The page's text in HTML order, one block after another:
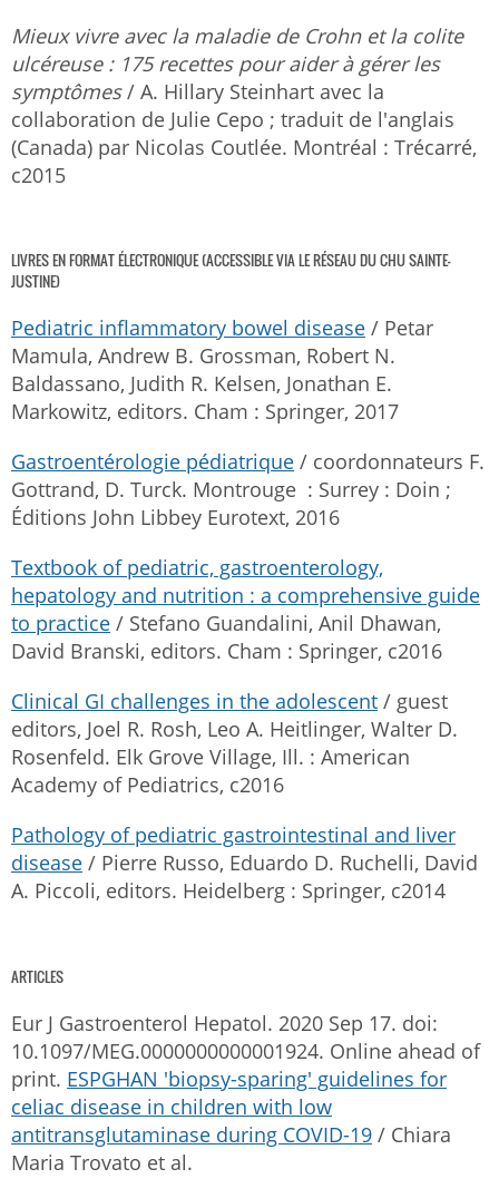
Mieux vivre avec la maladie de Crohn et la colite
ulcéreuse : 175 recettes pour aider à gérer les
symptômes/ A. Hillary Steinhart avec la
collaboration de Julie Cepo ; traduit de l'anglais
(Canada) par Nicolas Coutlée. Montréal : Trécarré,
c2015
LIVRES EN FORMAT ÉLECTRONIQUE (ACCESSIBLE VIA LE RÉSEAU DU CHU SAINTE-
JUSTINE)
Pediatric inflammatory bowel disease / Petar
Mamula, Andrew B. Grossman, Robert N.
Baldassano, Judith R. Kelsen, Jonathan E.
Markowitz, editors. Cham : Springer, 2017
Gastroentérologie pédiatrique / coordonnateurs F.
Gottrand, D. Turck. Montrouge : Surrey : Doin ;
Éditions John Libbey Eurotext, 2016
Textbook of pediatric, gastroenterology,
hepatology and nutrition : a comprehensive guide
to practice / Stefano Guandalini, Anil Dhawan,
David Branski, editors. Cham : Springer, c2016
Clinical GI challenges in the adolescent / guest
editors, Joel R. Rosh, Leo A. Heitlinger, Walter D.
Rosenfeld. Elk Grove Village, Ill. : American
Academy of Pediatrics, c2016
Pathology of pediatric gastrointestinal and liver
disease / Pierre Russo, Eduardo D. Ruchelli, David
A. Piccoli, editors. Heidelberg : Springer, c2014
ARTICLES
Eur J Gastroenterol Hepatol. 2020 Sep 17. doi:
10.1097/MEG.0000000000001924. Online ahead of
print. ESPGHAN 'biopsy-sparing' guidelines for
celiac disease in children with low
antitransglutaminase during COVID-19 / Chiara
Maria Trovato et al.